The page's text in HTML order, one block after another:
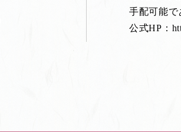
手配可能で
公式HP：